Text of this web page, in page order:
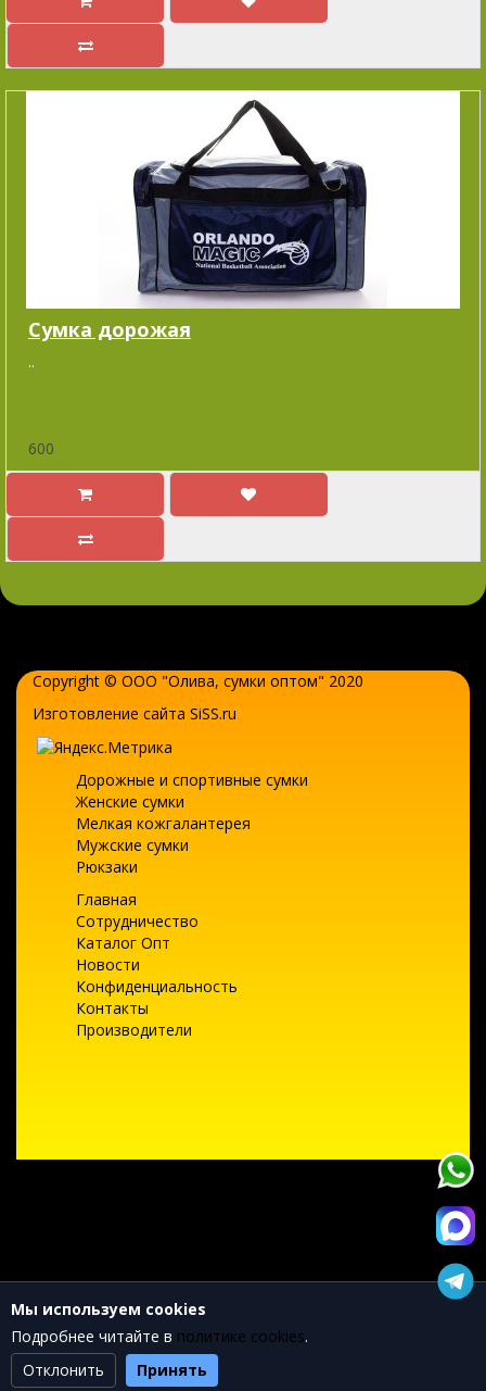
Cумка дорожая
..
600
Copyright © ООО "Олива, сумки оптом" 2020
Изготовление сайта SiSS.ru
Дорожные и спортивные сумки
Женские сумки
Мелкая кожгалантерея
Мужские сумки
Рюкзаки
Главная
Сотрудничество
Каталог Опт
Новости
Конфиденциальность
Контакты
Производители
Мы используем cookies
Подробнее читайте в политике cookies.
Отклонить
Принять